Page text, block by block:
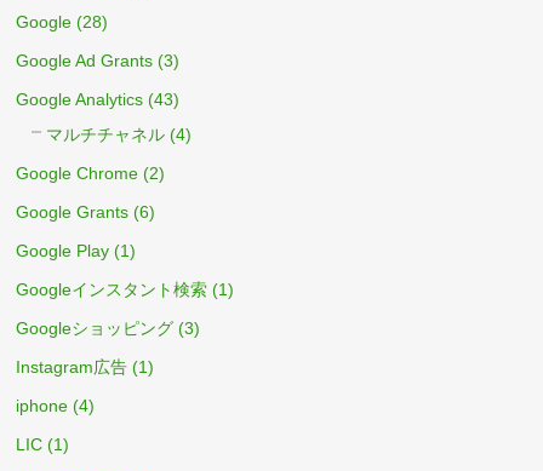
Google (28)
Google Ad Grants (3)
Google Analytics (43)
マルチチャネル (4)
Google Chrome (2)
Google Grants (6)
Google Play (1)
Googleインスタント検索 (1)
Googleショッピング (3)
Instagram広告 (1)
iphone (4)
LIC (1)